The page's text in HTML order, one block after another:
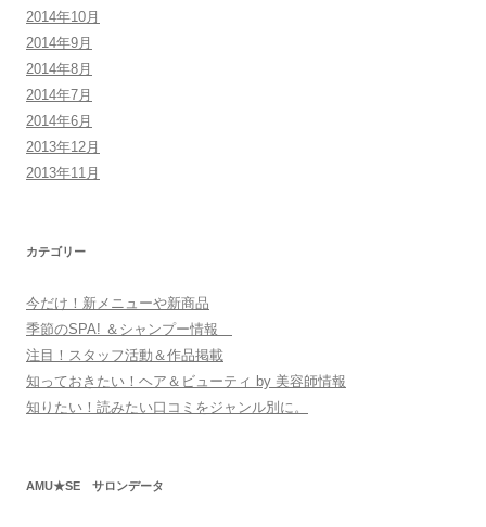
2014年10月
2014年9月
2014年8月
2014年7月
2014年6月
2013年12月
2013年11月
カテゴリー
今だけ！新メニューや新商品
季節のSPA! ＆シャンプー情報
注目！スタッフ活動＆作品掲載
知っておきたい！ヘア＆ビューティ by 美容師情報
知りたい！読みたい口コミをジャンル別に。
AMU★SE サロンデータ